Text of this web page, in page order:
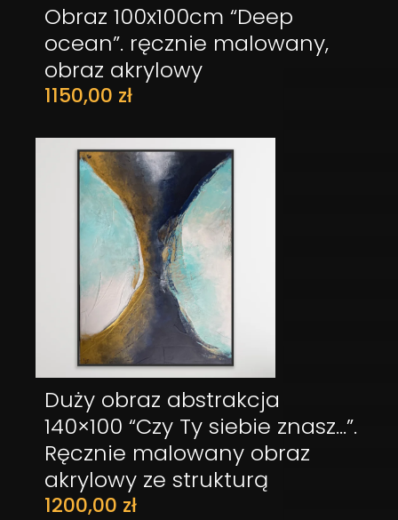
Obraz 100x100cm “Deep
ocean”. ręcznie malowany,
obraz akrylowy
1150,00 zł
DODAJ DO KOSZYKA
Duży obraz abstrakcja
140×100 “Czy Ty siebie znasz…”.
Ręcznie malowany obraz
akrylowy ze strukturą
1200,00 zł
DODAJ DO KOSZYKA